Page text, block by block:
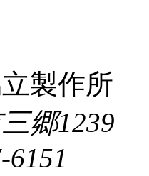
製作所
郷1239
6151